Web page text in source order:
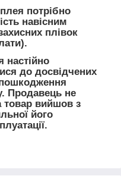
потрібно
навісним
плівок
настійно
до досвідчених
Продавець не
товар вийшов з
його